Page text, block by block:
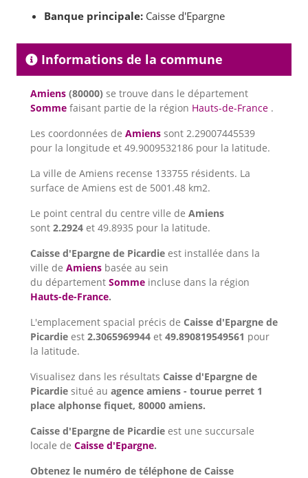
Banque principale: Caisse d'Epargne
Informations de la commune
Amiens (80000) se trouve dans le département
Somme faisant partie de la région Hauts-de-France .
Les coordonnées de Amiens sont 2.29007445539
pour la longitude et 49.9009532186 pour la latitude.
La ville de Amiens recense 133755 résidents. La
surface de Amiens est de 5001.48 km2.
Le point central du centre ville de Amiens
sont 2.2924 et 49.8935 pour la latitude.
Caisse d'Epargne de Picardie est installée dans la
ville de Amiens basée au sein
du département Somme incluse dans la région
Hauts-de-France.
L'emplacement spacial précis de Caisse d'Epargne de
Picardie est 2.3065969944 et 49.890819549561 pour
la latitude.
Visualisez dans les résultats Caisse d'Epargne de
Picardie situé au agence amiens - tourue perret 1
place alphonse fiquet, 80000 amiens.
Caisse d'Epargne de Picardie est une succursale
locale de Caisse d'Epargne.
Obtenez le numéro de téléphone de Caisse